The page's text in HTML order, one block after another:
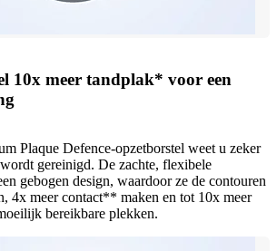
10x meer tandplak* voor een
Plaque Defence-opzetborstel weet u zeker
gereinigd. De zachte, flexibele
gebogen design, waardoor ze de contouren
4x meer contact** maken en tot 10x meer
bereikbare plekken.